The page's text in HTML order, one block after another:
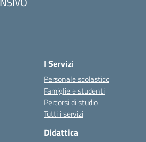
I Servizi
Personale scolastico
Famiglie e studenti
Percorsi di studio
Tutti i servizi
Didattica